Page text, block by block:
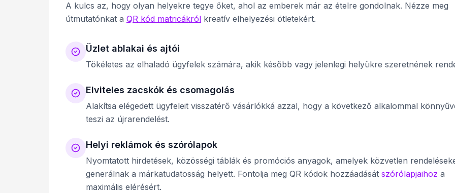
A kulcs az, hogy olyan helyekre tegye őket, ahol az emberek már az ételre gondolnak. Nézze meg
útmutatónkat a QR kód matricákról kreatív elhelyezési ötletekért.
Üzlet ablakai és ajtói
Tökéletes az elhaladó ügyfelek számára, akik később vagy jelenlegi helyükre szeretnének
Elviteles zacskók és csomagolás
Alakítsa elégedett ügyfeleit visszatérő vásárlókká azzal, hogy a következő alkalommal
teszi az újrarendelést.
Helyi reklámok és szórólapok
Nyomtatott hirdetések, közösségi táblák és promóciós anyagok, amelyek közvetlen
generálnak a márkatudatosság helyett. Fontolja meg QR kódok hozzáadását szórólapjaihoz a
maximális elérésért.